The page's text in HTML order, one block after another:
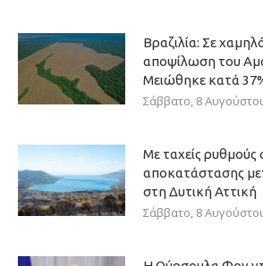
Βραζιλία: Σε
αποψίλωση του
Μειώθηκε κατά
Σάββατο, 8
Με ταχείς ρυθμούς
αποκατάστασης
στη Δυτική Αττική
Σάββατο, 8